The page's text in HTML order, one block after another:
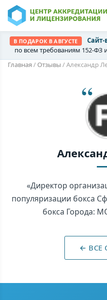
В ПОДАРОК В АВГУСТЕ
по всем требованиям 152-
Главная / Отзывы /Александр
«Директор
популяризации бокса
бокса Города:
← ВСЕ